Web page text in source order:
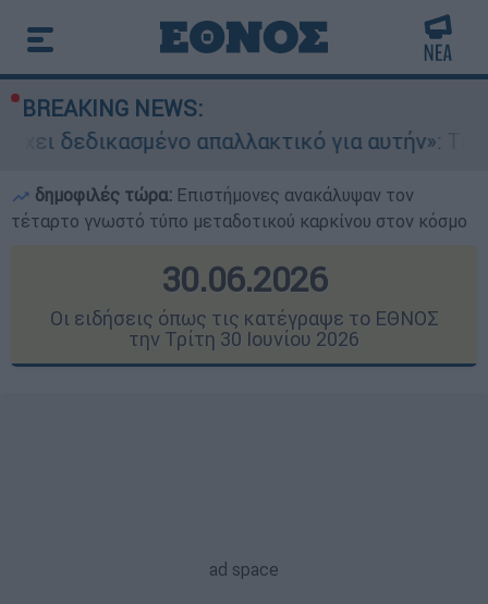
BREAKING NEWS:
απαλλακτικό για αυτήν»: Τι δηλώνει στο
δημοφιλές τώρα: Επιστήμονες ανακάλυψαν τον
τέταρτο γνωστό τύπο μεταδοτικού καρκίνου στον κόσμο
30.06.2026
Οι ειδήσεις όπως τις κατέγραψε το ΕΘΝΟΣ
την Τρίτη 30 Ιουνίου 2026